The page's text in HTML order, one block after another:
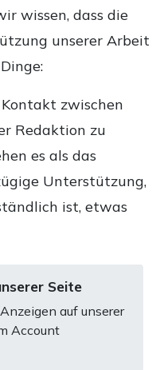
wissen, dass die
unserer Arbeit
zwischen
Redaktion zu
es als das
Unterstützung,
ist, etwas
Seite
auf unserer
Account